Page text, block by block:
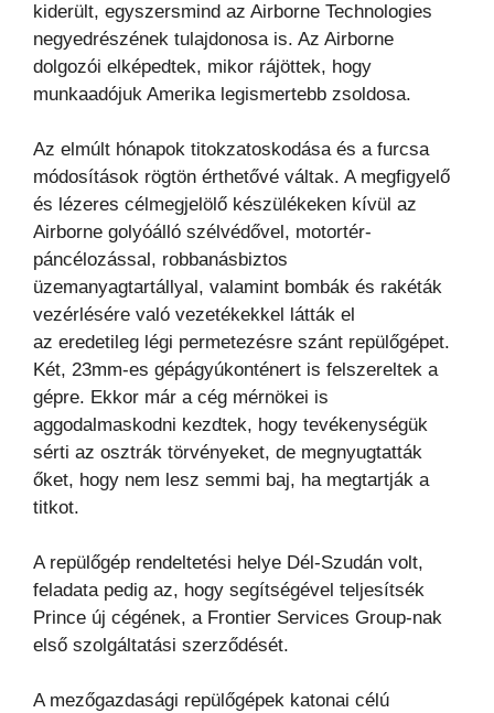
kiderült, egyszersmind az Airborne Technologies
negyedrészének tulajdonosa is. Az Airborne
dolgozói elképedtek, mikor rájöttek, hogy
munkaadójuk Amerika legismertebb zsoldosa.
Az elmúlt hónapok titokzatoskodása és a furcsa
módosítások rögtön érthetővé váltak. A megfigyelő
és lézeres célmegjelölő készülékeken kívül az
Airborne golyóálló szélvédővel, motortér-
páncélozással, robbanásbiztos
üzemanyagtartállyal, valamint bombák és rakéták
vezérlésére való vezetékekkel látták el
az eredetileg légi permetezésre szánt repülőgépet.
Két, 23mm-es gépágyúkonténert is felszereltek a
gépre. Ekkor már a cég mérnökei is
aggodalmaskodni kezdtek, hogy tevékenységük
sérti az osztrák törvényeket, de megnyugtatták
őket, hogy nem lesz semmi baj, ha megtartják a
titkot.
A repülőgép rendeltetési helye Dél-Szudán volt,
feladata pedig az, hogy segítségével teljesítsék
Prince új cégének, a Frontier Services Group-nak
első szolgáltatási szerződését.
A mezőgazdasági repülőgépek katonai célú